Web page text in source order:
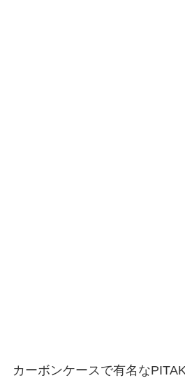
カーボンケースで有名な